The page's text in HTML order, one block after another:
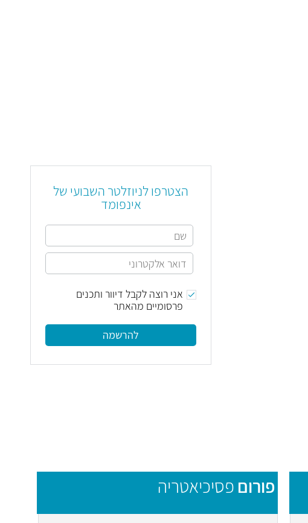
הצטרפו לניוזלטר השבועי של
אינפומד
אני רוצה לקבל דיוור ותכנים
פרסומיים מהאתר
להרשמה
פורום פסיכיאטריה